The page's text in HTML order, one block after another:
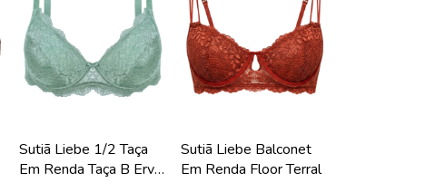
Sutiã Liebe 1/2 Taça
Em Renda Taça B Erva
Sutiã Liebe Balconet
Em Renda Floor Terral